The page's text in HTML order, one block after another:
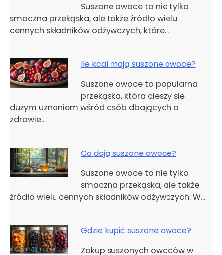
Suszone owoce to nie tylko
smaczna przekąska, ale także źródło wielu
cennych składników odżywczych, które…
Ile kcal mają suszone owoce?
Suszone owoce to popularna
przekąska, która cieszy się
dużym uznaniem wśród osób dbających o
zdrowie…
Co dają suszone owoce?
Suszone owoce to nie tylko
smaczna przekąska, ale także
źródło wielu cennych składników odżywczych. W…
Gdzie kupić suszone owoce?
Zakup suszonych owoców w